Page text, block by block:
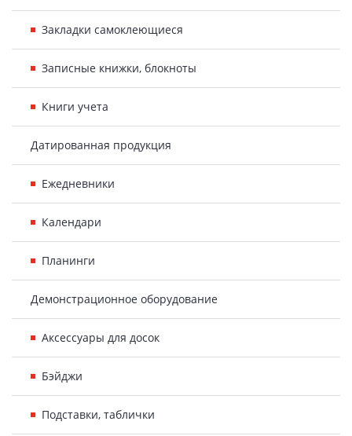
Закладки самоклеющиеся
Записные книжки, блокноты
Книги учета
Датированная продукция
Ежедневники
Календари
Планинги
Демонстрационное оборудование
Аксессуары для досок
Бэйджи
Подставки, таблички